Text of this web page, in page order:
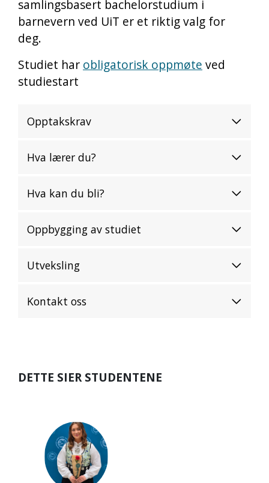
samlingsbasert bachelorstudium i
barnevern ved UiT er et riktig valg for
deg.
Studiet har obligatorisk oppmøte ved
studiestart
Opptakskrav
Hva lærer du?
Hva kan du bli?
Oppbygging av studiet
Utveksling
Kontakt oss
DETTE SIER STUDENTENE